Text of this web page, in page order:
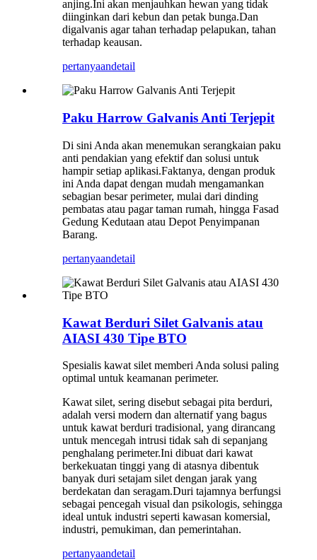
anjing.Ini akan menjauhkan hewan yang tidak
diinginkan dari kebun dan petak bunga.Dan
digalvanis agar tahan terhadap pelapukan, tahan
terhadap keausan.
pertanyaandetail
Paku Harrow Galvanis Anti Terjepit
Di sini Anda akan menemukan serangkaian paku
anti pendakian yang efektif dan solusi untuk
hampir setiap aplikasi.Faktanya, dengan produk
ini Anda dapat dengan mudah mengamankan
sebagian besar perimeter, mulai dari dinding
pembatas atau pagar taman rumah, hingga Fasad
Gedung Kedutaan atau Depot Penyimpanan
Barang.
pertanyaandetail
Kawat Berduri Silet Galvanis atau
AIASI 430 Tipe BTO
Spesialis kawat silet memberi Anda solusi paling
optimal untuk keamanan perimeter.
Kawat silet, sering disebut sebagai pita berduri,
adalah versi modern dan alternatif yang bagus
untuk kawat berduri tradisional, yang dirancang
untuk mencegah intrusi tidak sah di sepanjang
penghalang perimeter.Ini dibuat dari kawat
berkekuatan tinggi yang di atasnya dibentuk
banyak duri setajam silet dengan jarak yang
berdekatan dan seragam.Duri tajamnya berfungsi
sebagai pencegah visual dan psikologis, sehingga
ideal untuk industri seperti kawasan komersial,
industri, pemukiman, dan pemerintahan.
pertanyaandetail